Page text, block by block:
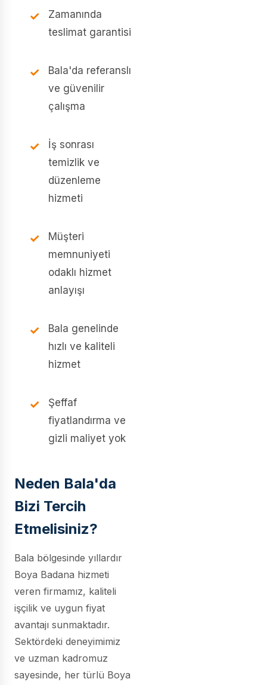
Zamanında
teslimat garantisi
Bala'da referanslı
ve güvenilir
çalışma
İş sonrası
temizlik ve
düzenleme
hizmeti
Müşteri
memnuniyeti
odaklı hizmet
anlayışı
Bala genelinde
hızlı ve kaliteli
hizmet
Şeffaf
fiyatlandırma ve
gizli maliyet yok
Neden Bala'da
Bizi Tercih
Etmelisiniz?
Bala bölgesinde yıllardır
Boya Badana hizmeti
veren firmamız, kaliteli
işçilik ve uygun fiyat
avantajı sunmaktadır.
Sektördeki deneyimimiz
ve uzman kadromuz
sayesinde, her türlü Boya